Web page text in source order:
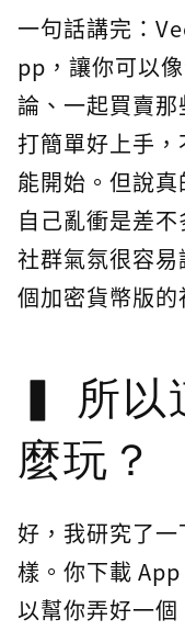
一句話講完：
pp，讓你可以
論、一起買賣
打簡單好上手
能開始。但說
自己亂衝是差
社群氣氛很容
個加密貨幣版的
所以
麼玩？
好，我研究了
樣。你下載
以幫你弄好一